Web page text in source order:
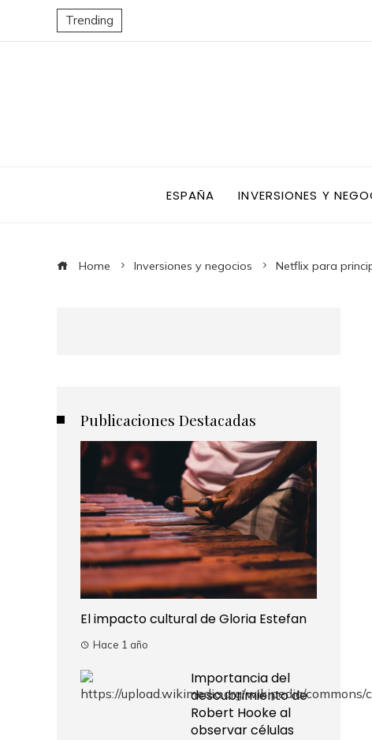
Trending
ESPAÑA INVERSIONES Y
Home Inversiones y negocios Netflix para
Publicaciones Destacadas
El impacto cultural de Gloria Estefan
Hace 1 año
Importancia del
descubrimiento de
Robert Hooke al
observar células